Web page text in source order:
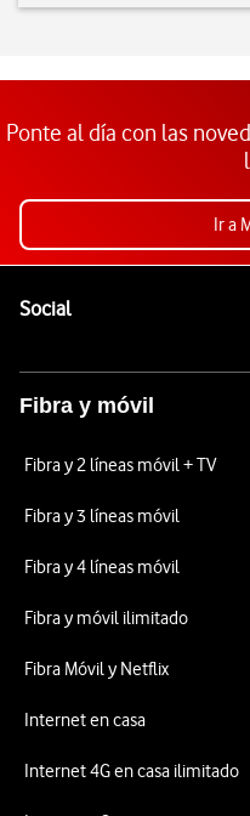
Ponte al día con las
Ir a
SocialEnlaces a las redes
Fibra y móvil
Fibra y 2 líneas móvil + TV
Fibra y 3 líneas móvil
Fibra y 4 líneas móvil
Fibra y móvil ilimitado
Fibra Móvil y Netflix
Internet en casa
Internet 4G en casa ilimitado